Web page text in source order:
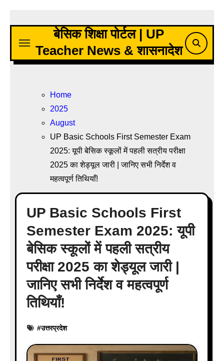
content
बेसिक शिक्षा पोर्टल | UP
Teacher News & शासनादेश
Home
2025
August
UP Basic Schools First Semester Exam
2025: यूपी बेसिक स्कूलों में पहली सत्रीय परीक्षा
2025 का शेड्यूल जारी | जानिए सभी निर्देश व
महत्वपूर्ण तिथियाँ!
UP Basic Schools First
Semester Exam 2025: यूपी
बेसिक स्कूलों में पहली सत्रीय
परीक्षा 2025 का शेड्यूल जारी |
जानिए सभी निर्देश व महत्वपूर्ण
तिथियाँ!
#उत्तरप्रदेश